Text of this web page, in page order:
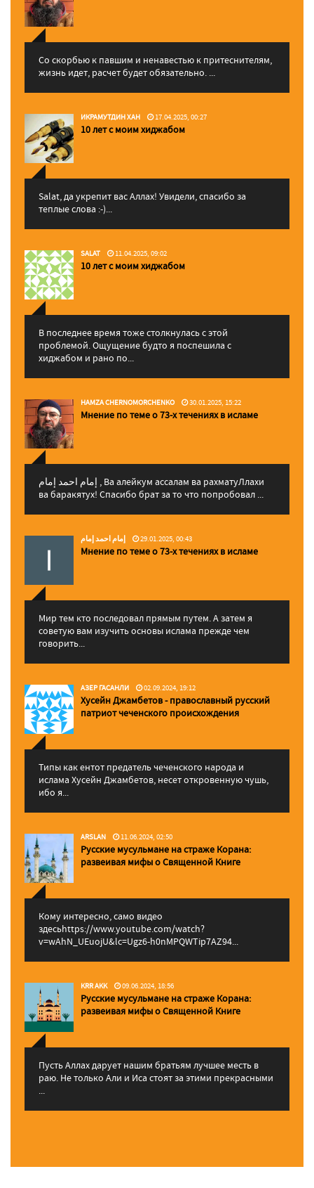
Со скорбью к павшим и ненавестью к притеснителям,
жизнь идет, расчет будет обязательно. ...
ИКРАМУТДИН ХАН 17.04.2025, 00:27
10 лет с моим хиджабом
Salat, да укрепит вас Аллаx! Увидели, спасибо за
теплые слова :-)...
SALAT 11.04.2025, 09:02
10 лет с моим хиджабом
В последнее время тоже столкнулась с этой
проблемой. Ощущение будто я поспешила с
хиджабом и рано по...
HAMZA CHERNOMORCHENKO 30.01.2025, 15:22
Мнение по теме о 73-х течениях в исламе
إمام احمد إمام , Ва алейкум ассалам ва рахматуЛлахи
ва баракятух! Спасибо брат за то что попробовал ...
إمام احمد إمام 29.01.2025, 00:43
Мнение по теме о 73-х течениях в исламе
Мир тем кто последовал прямым путем. А затем я
советую вам изучить основы ислама прежде чем
говорить...
АЗЕР ГАСАНЛИ 02.09.2024, 19:12
Хусейн Джамбетов - православный русский
патриот чеченского происхождения
Типы как ентот предатель чеченского народа и
ислама Хусейн Джамбетов, несет откровенную чушь,
ибо я...
ARSLAN 11.06.2024, 02:50
Русские мусульмане на страже Корана:
pазвеивая мифы о Священной Книге
Кому интересно, само видео
здесьhttps://www.youtube.com/watch?
v=wAhN_UEuojU&lc=Ugz6-h0nMPQWTip7AZ94...
KRR AKK 09.06.2024, 18:56
Русские мусульмане на страже Корана:
pазвеивая мифы о Священной Книге
Пусть Аллах дарует нашим братьям лучшее месть в
раю. Не только Али и Иса стоят за этими прекрасными
...